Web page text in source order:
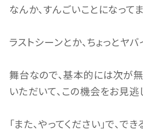
なんか、すんごいことになってま
ラストシーンとか、ちょっとヤバ
舞台なので、基本的には次が
いただいて、この機会をお見逃
「また、やってください」で、で